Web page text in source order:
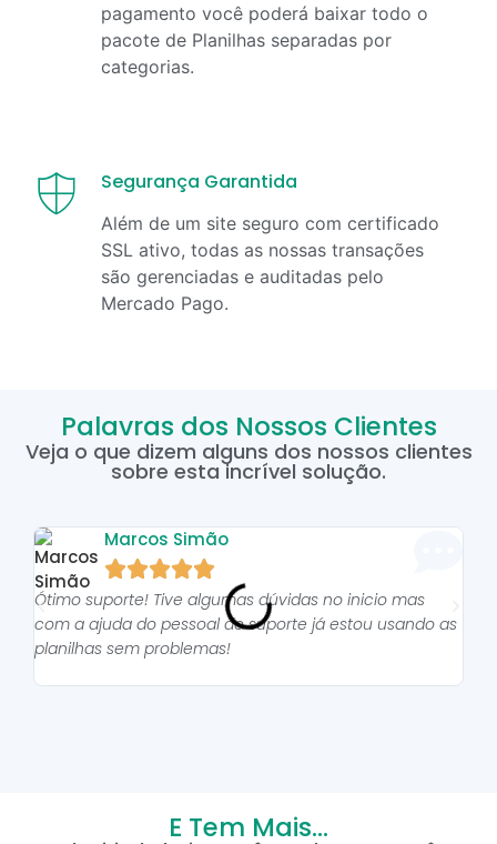
pagamento você poderá baixar todo o
pacote de Planilhas separadas por
categorias.
Segurança Garantida
Além de um site seguro com certificado
SSL ativo, todas as nossas transações
são gerenciadas e auditadas pelo
Mercado Pago.
Palavras dos Nossos Clientes
Veja o que dizem alguns dos nossos clientes
sobre esta incrível solução.
Marcos Simão

Ótimo suporte! Tive algumas dúvidas no inicio mas
com a ajuda do pessoal do suporte já estou usando as
planilhas sem problemas!
E Tem Mais...